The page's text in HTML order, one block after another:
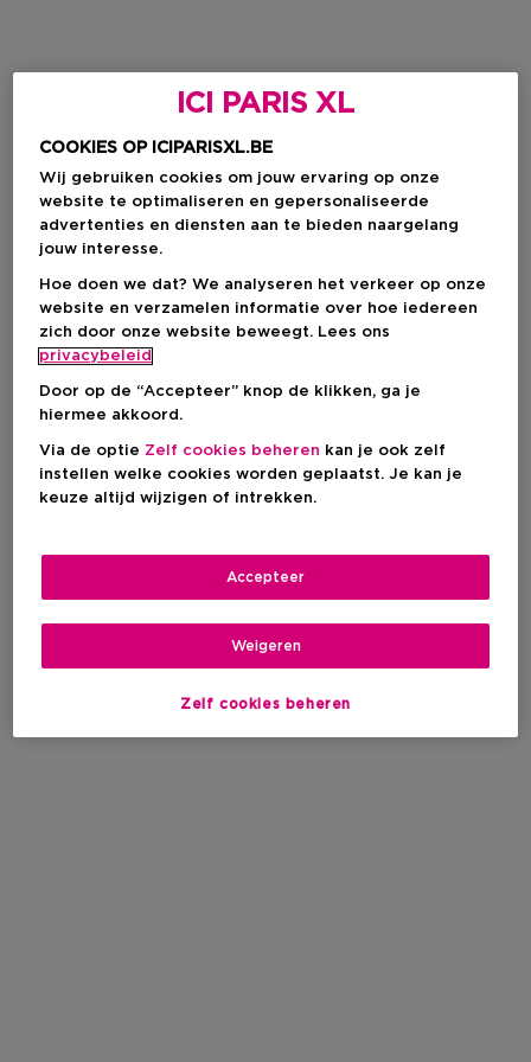
ICI PARIS XL
COOKIES OP ICIPARISXL.BE
Wij gebruiken cookies om jouw ervaring op onze
website te optimaliseren en gepersonaliseerde
advertenties en diensten aan te bieden naargelang
jouw interesse.
Hoe doen we dat? We analyseren het verkeer op onze
website en verzamelen informatie over hoe iedereen
zich door onze website beweegt. Lees ons
privacybeleid
Door op de “Accepteer” knop de klikken, ga je
hiermee akkoord.
Via de optie Zelf cookies beheren kan je ook zelf
instellen welke cookies worden geplaatst. Je kan je
keuze altijd wijzigen of intrekken.
Zelf cookies beheren
Weigeren
Accepteer